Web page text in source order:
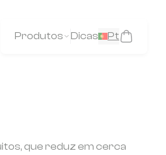
Produtos Dicas Pt
que reduz em cerca